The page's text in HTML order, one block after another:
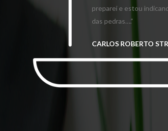
preparei e estou
das pedras….”
CARLOS ROBERTO
03/06/2025